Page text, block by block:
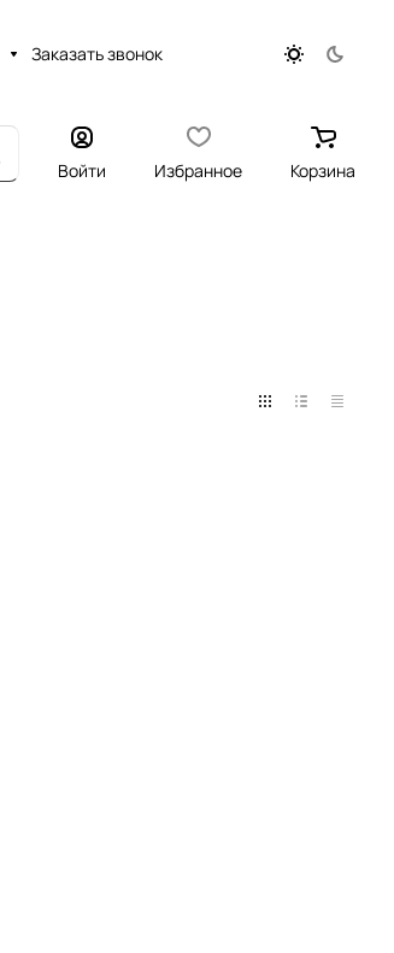
Заказать звонок
Войти Избранное Корзина